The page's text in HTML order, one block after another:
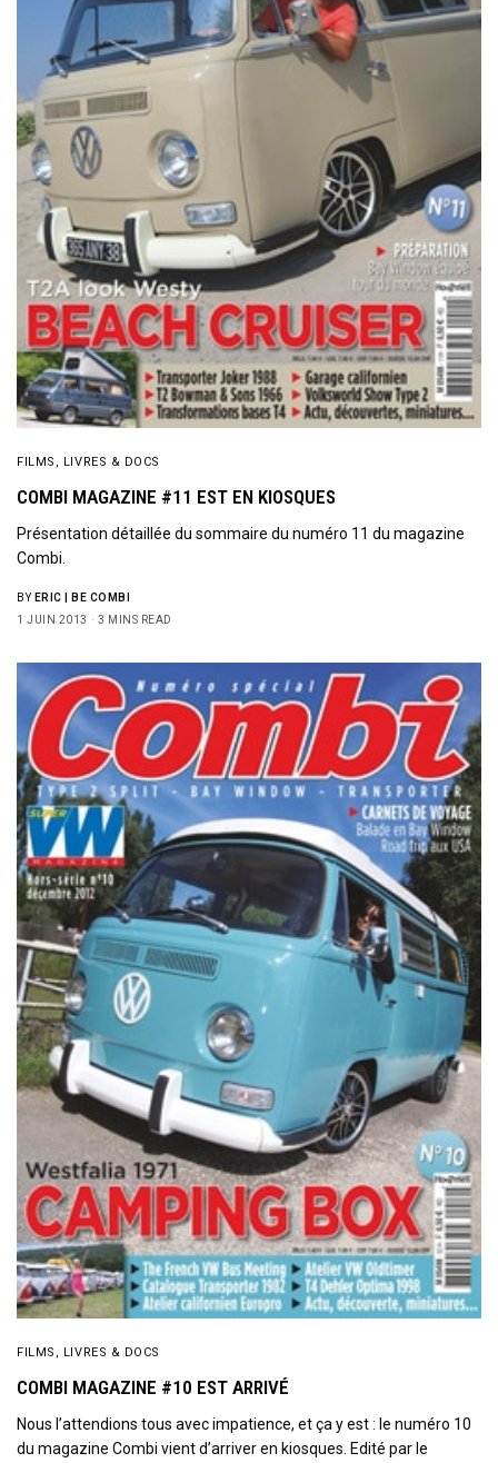
Sign Up to Our Newsletter
Get notified about exclusive offers every week!
SIGN UP
I would like to receive news and special offers.
FILMS, LIVRES & DOCS
COMBI MAGAZINE #11 EST EN KIOSQUES
Présentation détaillée du sommaire du numéro 11 du magazine
Combi.
BY ERIC | BE COMBI
1 JUIN 2013
3 MINS READ
FILMS, LIVRES & DOCS
COMBI MAGAZINE #10 EST ARRIVÉ
Nous l’attendions tous avec impatience, et ça y est : le numéro 10
du magazine Combi vient d’arriver en kiosques. Edité par le